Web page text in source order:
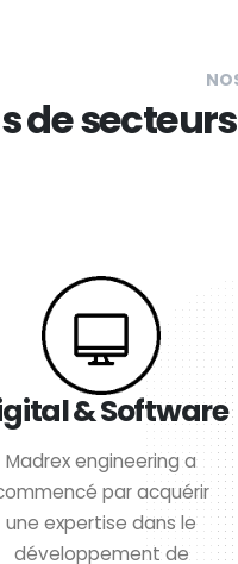
de
& Software
Madrex engineering a
par acquérir
une expertise dans le
développement de